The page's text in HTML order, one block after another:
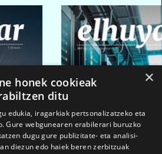
×
honek cookieak
ditu
edukia, iragarkiak pertsonalizatzeko eta
Gure webgunearen erabilerari buruzko
dugu gure publizitate- eta analisi-
diezun edo haiek beren zerbitzuak